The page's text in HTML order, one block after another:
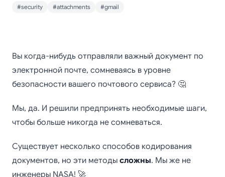
#security #attachments #gmail
Как безопасно
отправлять
документы по
электронной почте
Вы когда-нибудь отправляли важный документ по
электронной почте, сомневаясь в уровне
безопасности вашего почтового сервиса? 🤔
Мы, да. И решили предпринять необходимые шаги,
чтобы больше никогда не сомневаться.
Существует несколько способов кодирования
документов, но эти методы сложны. Мы же не
инженеры NASA! 🚀